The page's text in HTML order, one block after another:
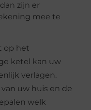
dan zijn er
mee te
op het
ketel kan uw
verlagen.
uw huis en de
welk